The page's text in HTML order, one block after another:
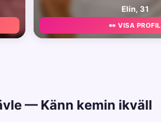
Elin, 31
👀 VISA PROFIL
— Känn kemin ikväll